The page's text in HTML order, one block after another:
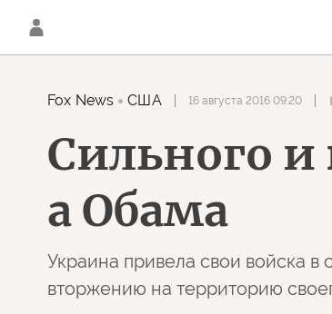
Fox News США 16 августа 2016 09:20
Сильного и
а Обама
Украина привела свои войска в
вторжению на территорию